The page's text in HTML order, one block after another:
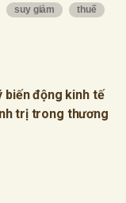
suy giảm
thuế
biến động kinh tế
trị trong thương